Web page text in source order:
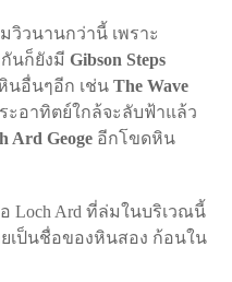
วิวนานกว่านี้ เพราะ
กันก็ยังมีGibson Steps
นอื่นๆอีก เช่นThe Wave
ะอาทิตย์ใกล้จะลับฟ้าแล้ว
Ard Geoge อีกโขดหิน
Loch Ard ที่ล่มในบริเวณนี้
เป็นชื่อของหินสอง ก้อนใน